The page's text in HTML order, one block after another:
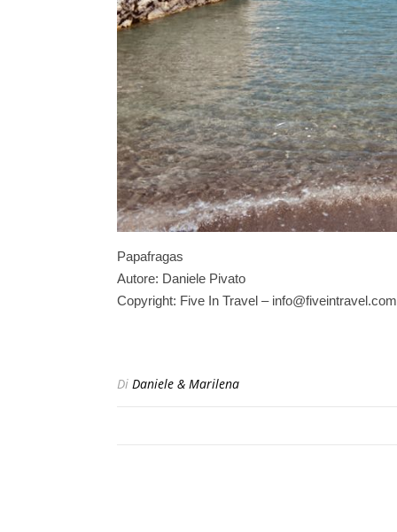
Papafragas
Autore: Daniele Pivato
Copyright: Five In Travel – info@fiveintravel.com
Di Daniele & Marilena